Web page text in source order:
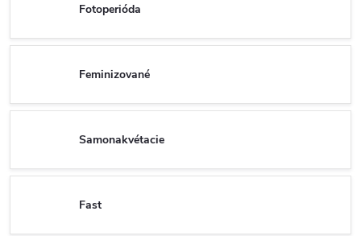
Fotoperióda
Feminizované
Samonakvétacie
Fast